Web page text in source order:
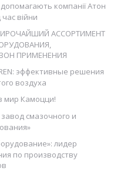
компанії Атон
війни
АССОРТИМЕНТ
ПРИМЕНЕНИЯ
эффективные решения
воздуха
мир Камоцци!
смазочного и
лидер
по производству